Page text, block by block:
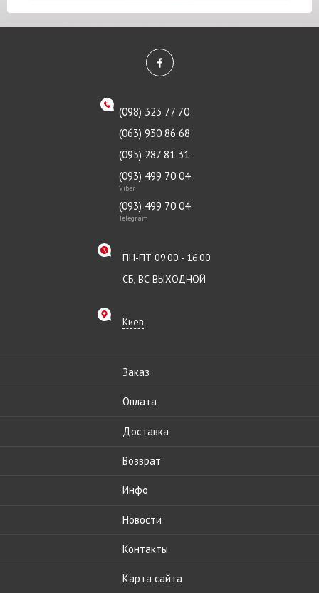
(098) 323 77 70
(063) 930 86 68
(095) 287 81 31
(093) 499 70 04
Viber
(093) 499 70 04
Telegram
ПН-ПТ 09:00 - 16:00
СБ, ВС ВЫХОДНОЙ
Киев
Заказ
Оплата
Доставка
Возврат
Инфо
Новости
Контакты
Карта сайта